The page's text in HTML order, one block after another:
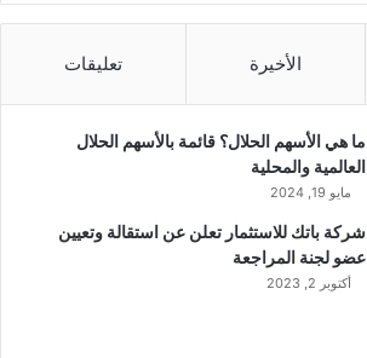
الأخيرة تعليقات
ما هي الأسهم الحلال؟ قائمة بالأسهم الحلال
العالمية والمحلية
مايو 19, 2024
شركة باتك للاستثمار تعلن عن استقالة وتعيين
عضو لجنة المراجعة
أكتوبر 2, 2023